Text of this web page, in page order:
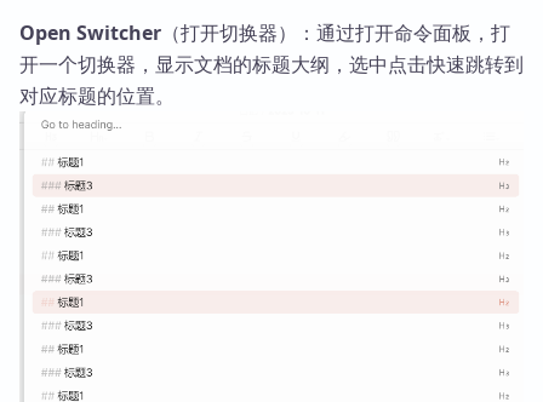
Open Switcher （打开切换器）：通过打开命令面板，打
开一个切换器，显示文档的标题大纲，选中点击快速跳转到
对应标题的位置。